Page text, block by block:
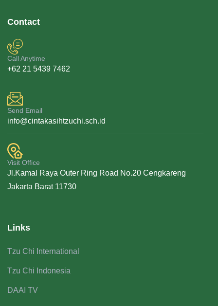
Contact
Call Anytime
+62 21 5439 7462
Send Email
info@cintakasihtzuchi.sch.id
Visit Office
Jl.Kamal Raya Outer Ring Road No.20 Cengkareng
Jakarta Barat 11730
Links
Tzu Chi International
Tzu Chi Indonesia
DAAI TV